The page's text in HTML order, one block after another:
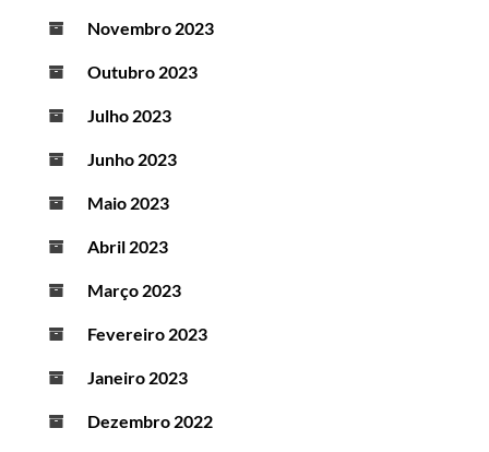
Novembro 2023
Outubro 2023
Julho 2023
Junho 2023
Maio 2023
Abril 2023
Março 2023
Fevereiro 2023
Janeiro 2023
Dezembro 2022